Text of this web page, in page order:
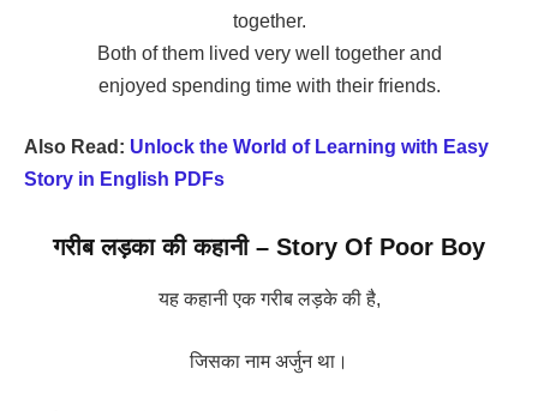
together.
Both of them lived very well together and
enjoyed spending time with their friends.
Also Read: Unlock the World of Learning with Easy
Story in English PDFs
गरीब लड़का की कहानी – Story Of Poor Boy
यह कहानी एक गरीब लड़के की है,
जिसका नाम अर्जुन था।